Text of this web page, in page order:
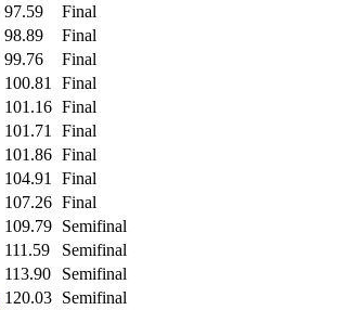
97.59
Final
98.89
Final
99.76
Final
100.81
Final
101.16 Final
101.71
Final
101.86 Final
104.91
Final
107.26 Final
109.79 Semifinal
111.59
Semifinal
113.90
Semifinal
120.03 Semifinal